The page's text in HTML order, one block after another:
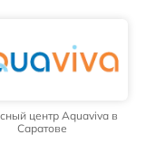
центр Aquaviva в
Саратове